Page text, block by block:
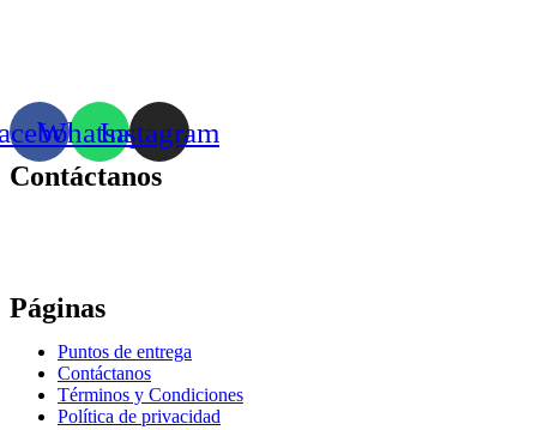
WhatsappInstagram
Contáctanos
Páginas
Puntos de entrega
Contáctanos
Términos y Condiciones
Política de privacidad